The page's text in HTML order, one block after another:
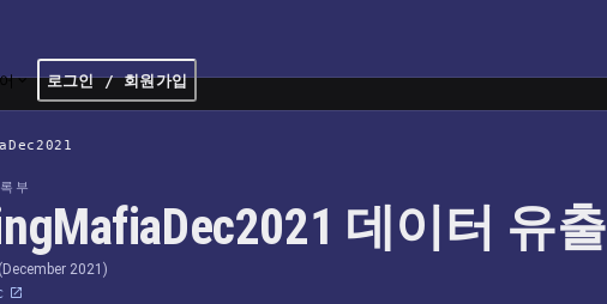
로그인 / 회원가입
부
데이터 유출
2021)